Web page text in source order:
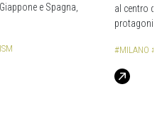
e Spagna,
al centro
#MILANO